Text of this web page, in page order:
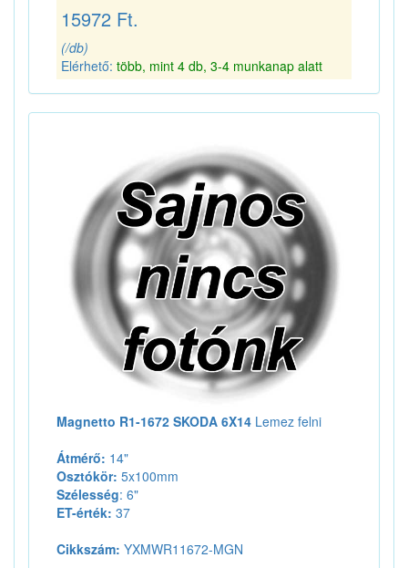
15972 Ft.
(/db)
Elérhető: több, mint 4 db, 3-4 munkanap alatt
Magnetto R1-1672 SKODA 6X14 Lemez felni
Átmérő: 14"
Osztókör: 5x100mm
Szélesség: 6"
ET-érték: 37
Cikkszám: YXMWR11672-MGN